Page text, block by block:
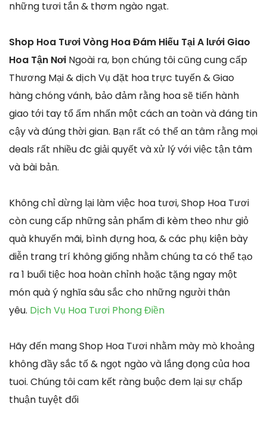
những tươi tắn & thơm ngào ngạt.
Shop Hoa Tươi Vòng Hoa Đám Hiếu Tại A lưới Giao
Hoa Tận Nơi Ngoài ra, bọn chúng tôi cũng cung cấp
Thương Mại & dịch Vụ đặt hoa trực tuyến & Giao
hàng chóng vánh, bảo đảm rằng hoa sẽ tiến hành
giao tới tay tổ ấm nhấn một cách an toàn và đáng tin
cậy và đúng thời gian. Bạn rất có thể an tâm rằng mọi
deals rất nhiều đc giải quyết và xử lý với việc tận tâm
và bài bản.
Không chỉ dừng lại làm việc hoa tươi, Shop Hoa Tươi
còn cung cấp những sản phẩm đi kèm theo như giỏ
quà khuyến mãi, bình đựng hoa, & các phụ kiện bày
diễn trang trí không giống nhằm chúng ta có thể tạo
ra 1 buổi tiệc hoa hoàn chỉnh hoặc tặng ngay một
món quà ý nghĩa sâu sắc cho những người thân
yêu. Dịch Vụ Hoa Tươi Phong Điền
Hãy đến mang Shop Hoa Tươi nhằm mày mò khoảng
không đầy sắc tố & ngọt ngào và lắng đọng của hoa
tuoi. Chúng tôi cam kết ràng buộc đem lại sự chấp
thuận tuyệt đối